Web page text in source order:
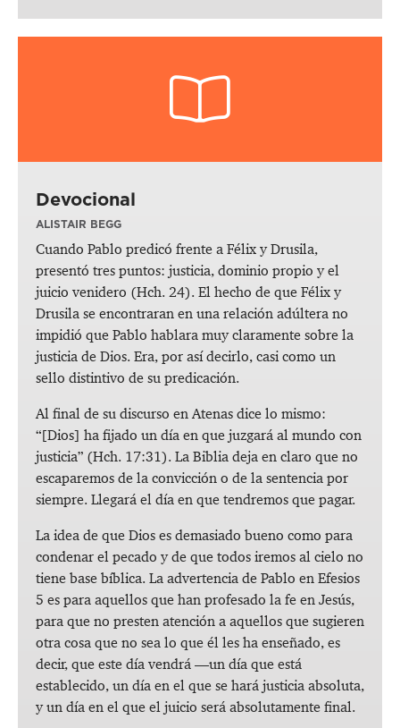
Devocional
ALISTAIR BEGG
Cuando Pablo predicó frente a Félix y Drusila,
presentó tres puntos: justicia, dominio propio y el
juicio venidero (Hch. 24). El hecho de que Félix y
Drusila se encontraran en una relación adúltera no
impidió que Pablo hablara muy claramente sobre la
justicia de Dios. Era, por así decirlo, casi como un
sello distintivo de su predicación.
Al final de su discurso en Atenas dice lo mismo:
“[Dios] ha fijado un día en que juzgará al mundo con
justicia” (Hch. 17:31). La Biblia deja en claro que no
escaparemos de la convicción o de la sentencia por
siempre. Llegará el día en que tendremos que pagar.
La idea de que Dios es demasiado bueno como para
condenar el pecado y de que todos iremos al cielo no
tiene base bíblica. La advertencia de Pablo en Efesios
5 es para aquellos que han profesado la fe en Jesús,
para que no presten atención a aquellos que sugieren
otra cosa que no sea lo que él les ha enseñado, es
decir, que este día vendrá —un día que está
establecido, un día en el que se hará justicia absoluta,
y un día en el que el juicio será absolutamente final.